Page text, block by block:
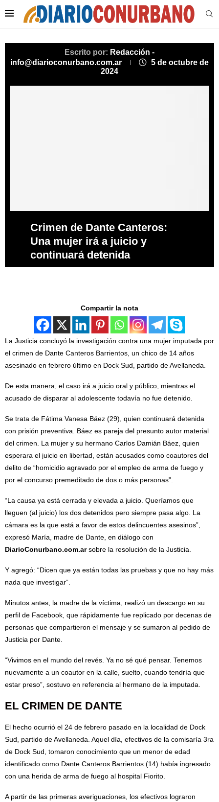
Escrito por: Redacción -
info@diarioconurbano.com.ar
5 de octubre de
2024
Crimen de Dante Canteros:
Una mujer irá a juicio y
continuará detenida
Compartir la nota
La Justicia concluyó la investigación contra una mujer imputada por
el crimen de Dante Canteros Barrientos, un chico de 14 años
asesinado en febrero último en Dock Sud, partido de Avellaneda.
De esta manera, el caso irá a juicio oral y público, mientras el
acusado de disparar al adolescente todavía no fue detenido.
Se trata de Fátima Vanesa Báez (29), quien continuará detenida
con prisión preventiva. Báez es pareja del presunto autor material
del crimen. La mujer y su hermano Carlos Damián Báez, quien
esperara el juicio en libertad, están acusados como coautores del
delito de “homicidio agravado por el empleo de arma de fuego y
por el concurso premeditado de dos o más personas”.
“La causa ya está cerrada y elevada a juicio. Queríamos que
lleguen (al juicio) los dos detenidos pero siempre pasa algo. La
cámara es la que está a favor de estos delincuentes asesinos”,
expresó María, madre de Dante, en diálogo con
DiarioConurbano.com.arsobre la resolución de la Justicia.
Y agregó: “Dicen que ya están todas las pruebas y que no hay más
nada que investigar”.
Minutos antes, la madre de la víctima, realizó un descargo en su
perfil de Facebook, que rápidamente fue replicado por decenas de
personas que compartieron el mensaje y se sumaron al pedido de
Justicia por Dante.
“Vivimos en el mundo del revés. Ya no sé qué pensar. Tenemos
nuevamente a un coautor en la calle, suelto, cuando tendría que
estar preso”, sostuvo en referencia al hermano de la imputada.
EL CRIMEN DE DANTE
El hecho ocurrió el 24 de febrero pasado en la localidad de Dock
Sud, partido de Avellaneda. Aquel día, efectivos de la comisaría 3ra
de Dock Sud, tomaron conocimiento que un menor de edad
identificado como Dante Canteros Barrientos (14) había ingresado
con una herida de arma de fuego al hospital Fiorito.
A partir de las primeras averiguaciones, los efectivos lograron